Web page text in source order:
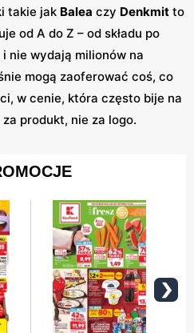
takie jak Balea czy Denkmit to
od A do Z – od składu po
nie wydają milionów na
mogą zaoferować coś, co
w cenie, która często bije na
za produkt, nie za logo.